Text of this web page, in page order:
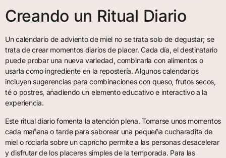
Creando un Ritual Diario
Un calendario de adviento de miel no se trata solo de degustar; se
trata de crear momentos diarios de placer. Cada día, el destinatario
puede probar una nueva variedad, combinarla con alimentos o
usarla como ingrediente en la repostería. Algunos calendarios
incluyen sugerencias para combinaciones con queso, frutos secos,
té o postres, añadiendo un elemento educativo e interactivo a la
experiencia.
Este ritual diario fomenta la atención plena. Tomarse unos momentos
cada mañana o tarde para saborear una pequeña cucharadita de
miel o rociarla sobre un capricho permite a las personas desacelerar
y disfrutar de los placeres simples de la temporada. Para las